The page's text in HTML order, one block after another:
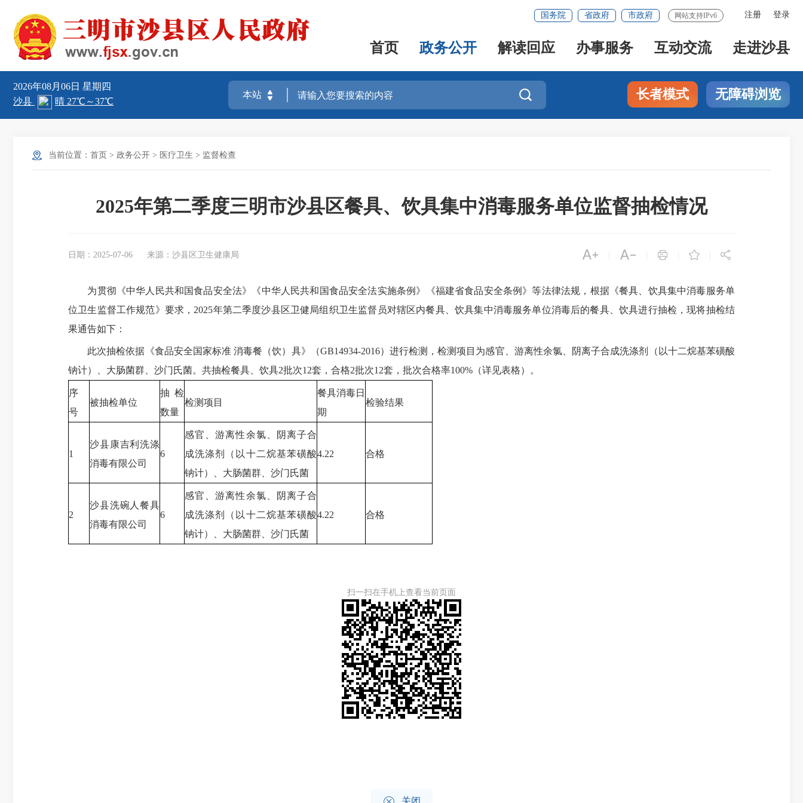
注册 登录
国务院 省政府 市政府 网站支持IPv6
首页 政务公开 解读回应 办事服务 互动交流 走进沙县
2026年08月06日 星期四
 长者模式 无障碍浏览
当前位置： 首页 > 政务公开 > 医疗卫生 > 监督检查
2025年第二季度三明市沙县区餐具、饮具集中消毒服务单位监督抽检情况
日期：2025-07-06 来源：沙县区卫生健康局     
为贯彻《中华人民共和国食品安全法》《中华人民共和国食品安全法实施条例》《福建省食品安全条例》等法律法规，根据《餐具、饮具集中消毒服务单
位卫生监督工作规范》要求，2025年第二季度沙县区卫健局组织卫生监督员对辖区内餐具、饮具集中消毒服务单位消毒后的餐具、饮具进行抽检，现将抽检结
果通告如下：
此次抽检依据《食品安全国家标准 消毒餐（饮）具》（GB14934-2016）进行检测，检测项目为感官、游离性余氯、阴离子合成洗涤剂（以十二烷基苯磺酸
钠计）、大肠菌群、沙门氏菌。共抽检餐具、饮具2批次12套，合格2批次12套，批次合格率100%（详见表格）。
序
号
被抽检单位
抽检
数量
检测项目
餐具消毒日
期
检验结果
1
沙县康吉利洗涤
消毒有限公司
6
感官、游离性余氯、阴离子合
成洗涤剂（以十二烷基苯磺酸
钠计）、大肠菌群、沙门氏菌
4.22 合格
2
沙县洗碗人餐具
消毒有限公司
6
感官、游离性余氯、阴离子合
成洗涤剂（以十二烷基苯磺酸
钠计）、大肠菌群、沙门氏菌
4.22 合格
扫一扫在手机上查看当前页面
关闭